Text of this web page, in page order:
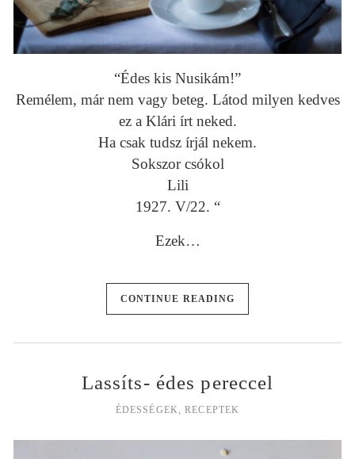
“Édes kis Nusikám!”
Remélem, már nem vagy beteg. Látod milyen kedves
ez a Klári írt neked.
Ha csak tudsz írjál nekem.
Sokszor csókol
Lili
1927. V/22. “
Ezek…
CONTINUE READING
Lassíts- édes pereccel
ÉDESSÉGEK ,RECEPTEK